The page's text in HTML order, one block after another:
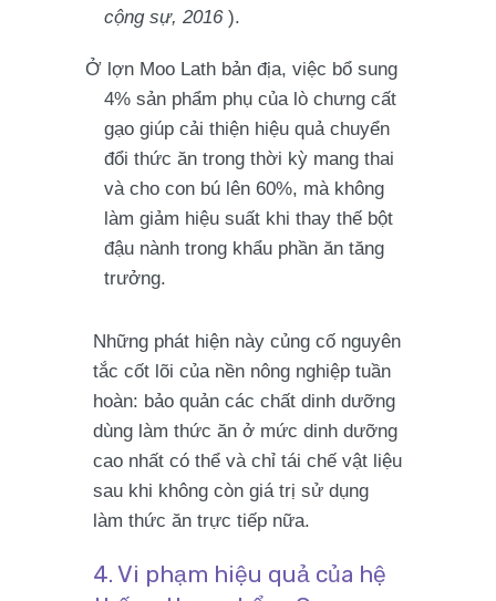
cộng sự, 2016).
Ở lợn Moo Lath bản địa, việc bổ sung
4% sản phẩm phụ của lò chưng cất
gạo giúp cải thiện hiệu quả chuyển
đổi thức ăn trong thời kỳ mang thai
và cho con bú lên 60%, mà không
làm giảm hiệu suất khi thay thế bột
đậu nành trong khẩu phần ăn tăng
trưởng.
Những phát hiện này củng cố nguyên
tắc cốt lõi của nền nông nghiệp tuần
hoàn: bảo quản các chất dinh dưỡng
dùng làm thức ăn ở mức dinh dưỡng
cao nhất có thể và chỉ tái chế vật liệu
sau khi không còn giá trị sử dụng
làm thức ăn trực tiếp nữa.
4. Vi phạm hiệu quả của hệ